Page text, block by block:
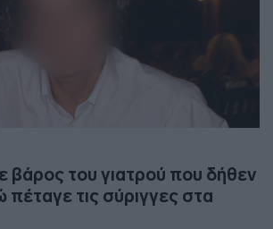
βάρος του γιατρού που δήθεν
πέταγε τις σύριγγες στα